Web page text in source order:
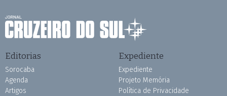
Editorias
Sorocaba
Agenda
Artigos
Expediente
Expediente
Projeto Memória
Política de Privacidade